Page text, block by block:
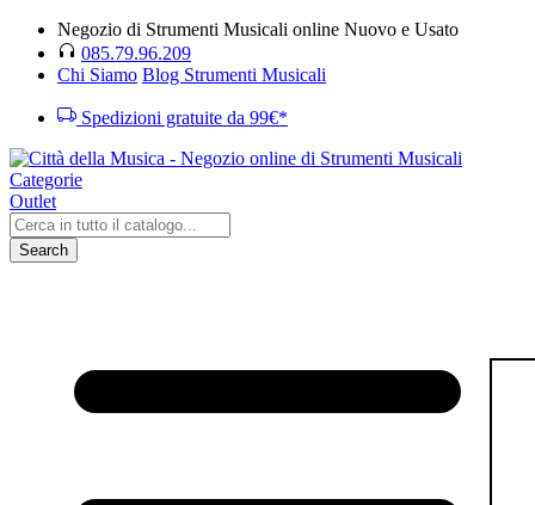
Negozio di Strumenti Musicali online Nuovo e Usato
085.79.96.209
Chi Siamo Blog Strumenti Musicali
Spedizioni gratuite da 99€*
Categorie
Outlet
Search